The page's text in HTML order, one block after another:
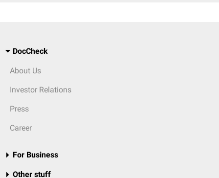
DocCheck
About Us
Investor Relations
Press
Career
For Business
Other stuff